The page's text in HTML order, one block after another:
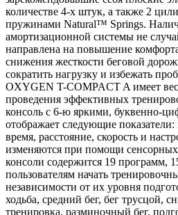
количестве 4-х штук, а также 2
пружинами Natural™ Springs.
амортизационной системы не
направлена на повышение
снижения жесткости беговой
сократить нагрузку и избежать
OXYGEN T-COMPACT A имеет
проведения эффективных
консоль с 6-ю яркими, буквенно-
отображает следующие
время, расстояние, скорость и
изменяются при помощи
консоли содержится 19 программ,
пользователям начать
независимости от их уровня
ходьба, средний бег, бег трусцой,
тренировка, разминочный бег,